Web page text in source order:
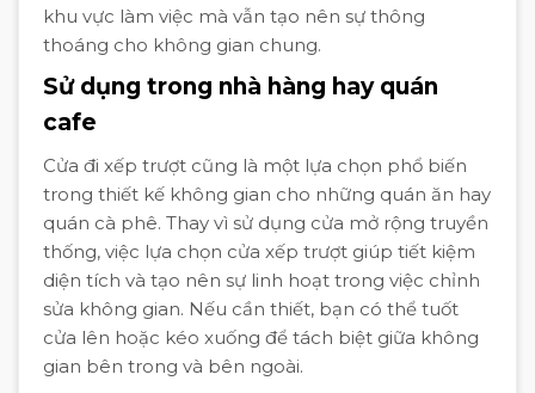
khu vực làm việc mà vẫn tạo nên sự thông
thoáng cho không gian chung.
Sử dụng trong nhà hàng hay quán
cafe
Cửa đi xếp trượt cũng là một lựa chọn phổ biến
trong thiết kế không gian cho những quán ăn hay
quán cà phê. Thay vì sử dụng cửa mở rộng truyền
thống, việc lựa chọn cửa xếp trượt giúp tiết kiệm
diện tích và tạo nên sự linh hoạt trong việc chỉnh
sửa không gian. Nếu cần thiết, bạn có thể tuốt
cửa lên hoặc kéo xuống để tách biệt giữa không
gian bên trong và bên ngoài.